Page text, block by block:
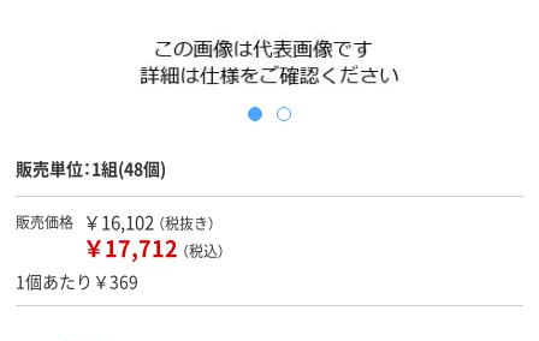
販売単位：1組(48個)
販売価格 ￥16,102 （税抜き）
￥17,712 （税込）
1個あたり￥369